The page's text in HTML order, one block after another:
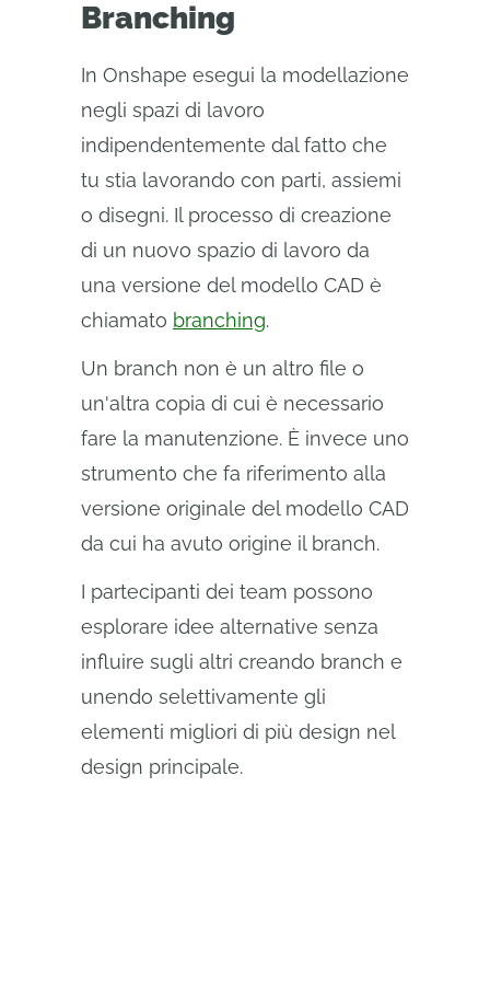
Branching
In Onshape esegui la modellazione
negli spazi di lavoro
indipendentemente dal fatto che
tu stia lavorando con parti, assiemi
o disegni. Il processo di creazione
di un nuovo spazio di lavoro da
una versione del modello CAD è
chiamato branching.
Un branch non è un altro file o
un'altra copia di cui è necessario
fare la manutenzione. È invece uno
strumento che fa riferimento alla
versione originale del modello CAD
da cui ha avuto origine il branch.
I partecipanti dei team possono
esplorare idee alternative senza
influire sugli altri creando branch e
unendo selettivamente gli
elementi migliori di più design nel
design principale.